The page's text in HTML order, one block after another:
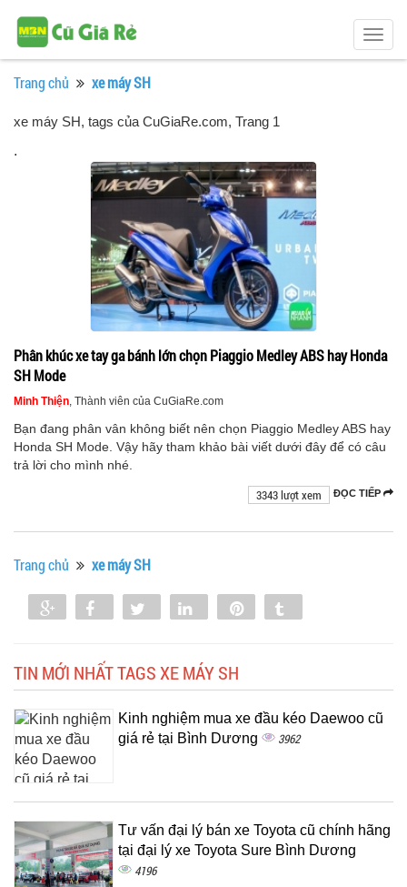
Trang chủ xe máy SH
xe máy SH, tags của CuGiaRe.com, Trang 1
.
Phân khúc xe tay ga bánh lớn chọn Piaggio Medley ABS hay Honda
SH Mode
Minh Thiện, Thành viên của CuGiaRe.com
Bạn đang phân vân không biết nên chọn Piaggio Medley ABS hay
Honda SH Mode. Vậy hãy tham khảo bài viết dưới đây để có câu
trả lời cho mình nhé.
ĐỌC TIẾP
3343 lượt xem
Trang chủ xe máy SH
Share Share Tweet Share
TIN MỚI NHẤT TAGS XE MÁY SH
Kinh nghiệm mua xe đầu kéo Daewoo cũ
giá rẻ tại Bình Dương
3962
Tư vấn đại lý bán xe Toyota cũ chính hãng
tại đại lý xe Toyota Sure Bình Dương
4196